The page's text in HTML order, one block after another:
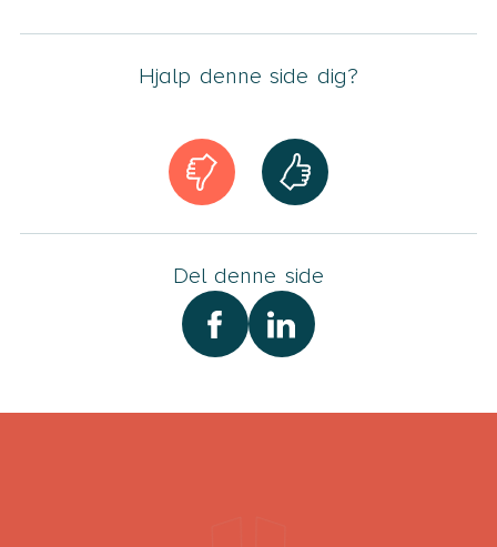
Hjalp denne side dig?
Del denne side